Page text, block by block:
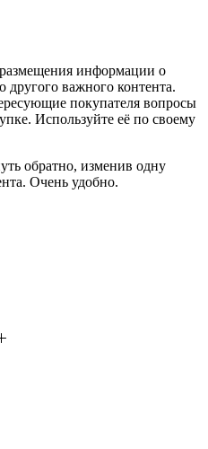
информации о
другого важного контента.
покупателя вопросы
Используйте её по своему
обратно, изменив одну
Очень удобно.